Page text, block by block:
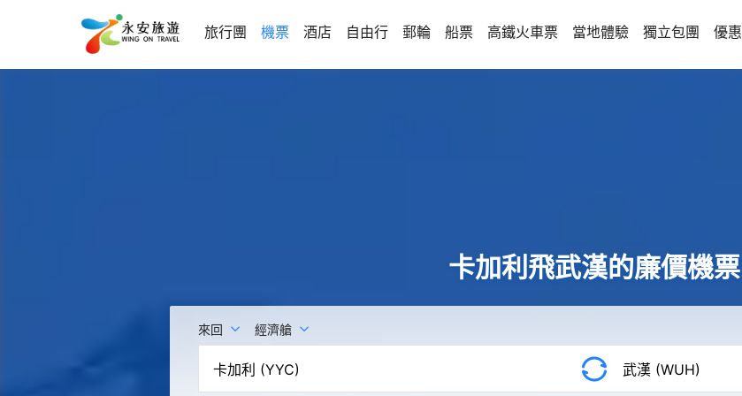
旅行團 機票 酒店 自由行 郵輪 船票 高鐵火車票 當地體驗 獨立包團 優惠
卡加利飛武漢的廉價機票
來回 經濟艙